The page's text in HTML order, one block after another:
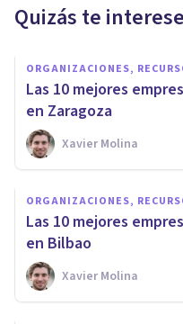
Quizás te interese
ORGANIZACIONES,
Las 10 mejores
en Zaragoza
Xavier Molina
ORGANIZACIONES,
Las 10 mejores
en Bilbao
Xavier Molina